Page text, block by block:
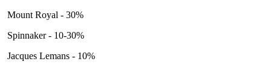
Mount Royal - 30%
Spinnaker - 10-30%
Jacques Lemans - 10%